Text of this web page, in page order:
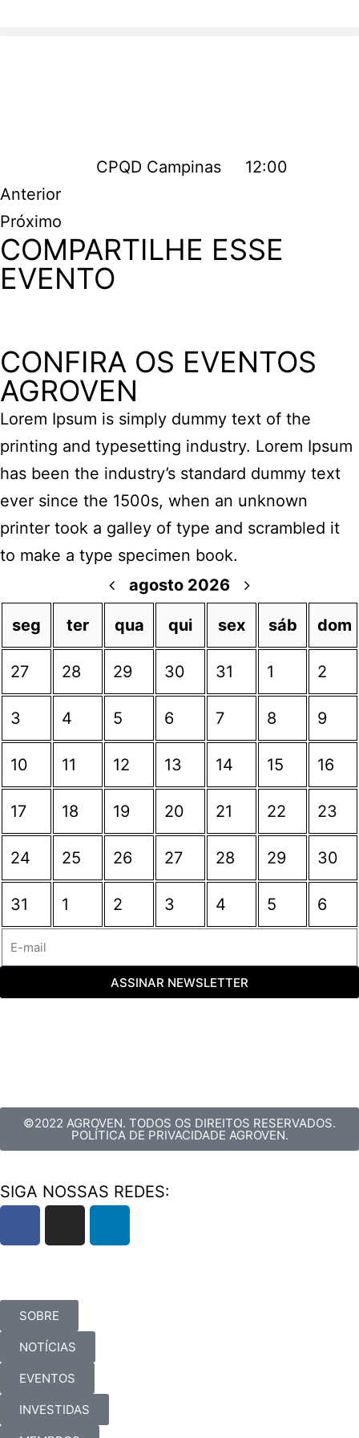
Encontro
Membros
AgroVen
– CPQD
CPQD Campinas
12:00
Anterior
Próximo
COMPARTILHE ESSE
EVENTO
CONFIRA OS EVENTOS
AGROVEN
Lorem Ipsum is simply dummy text of the
printing and typesetting industry. Lorem Ipsum
has been the industry’s standard dummy text
ever since the 1500s, when an unknown
printer took a galley of type and scrambled it
to make a type specimen book.
agosto 2026
seg ter qua qui sex sáb dom
27 28 29 30 31 1 2
3 4 5 6 7 8 9
10 11 12 13 14 15 16
17 18 19 20 21 22 23
24 25 26 27 28 29 30
31 1 2 3 4 5 6
ASSINAR NEWSLETTER
©2022 AGROVEN. TODOS OS DIREITOS RESERVADOS.
POLÍTICA DE PRIVACIDADE AGROVEN.
SIGA NOSSAS REDES:
SOBRE
NOTÍCIAS
EVENTOS
INVESTIDAS